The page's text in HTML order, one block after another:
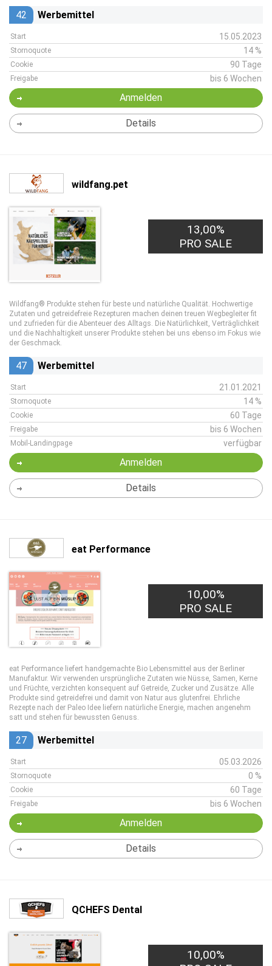
42 Werbemittel
Start 15.05.2023
Stornoquote 14 %
Cookie 90 Tage
Freigabe bis 6 Wochen
Anmelden
Details
wildfang.pet
13,00%
PRO SALE
Wildfang® Produkte stehen für beste und natürliche Qualität. Hochwertige
Zutaten und getreidefreie Rezepturen machen deinen treuen Wegbegleiter fit
und zufrieden für die Abenteuer des Alltags. Die Natürlichkeit, Verträglichkeit
und die Nachhaltigkeit unserer Produkte stehen bei uns ebenso im Fokus wie
der Geschmack.
47 Werbemittel
Start 21.01.2021
Stornoquote 14 %
Cookie 60 Tage
Freigabe bis 6 Wochen
Mobil-Landingpage verfügbar
Anmelden
Details
eat Performance
10,00%
PRO SALE
eat Performance liefert handgemachte Bio Lebensmittel aus der Berliner
Manufaktur. Wir verwenden ursprüngliche Zutaten wie Nüsse, Samen, Kerne
und Früchte, verzichten konsequent auf Getreide, Zucker und Zusätze. Alle
Produkte sind getreidefrei und damit von Natur aus glutenfrei. Ehrliche
Rezepte nach der Paleo Idee liefern natürliche Energie, machen angenehm
satt und stehen für bewussten Genuss.
27 Werbemittel
Start 05.03.2026
Stornoquote 0 %
Cookie 60 Tage
Freigabe bis 6 Wochen
Anmelden
Details
QCHEFS Dental
10,00%